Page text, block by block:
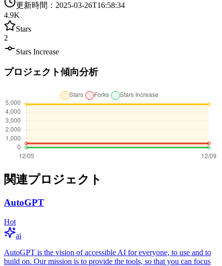
更新時間 ： 2025-03-26T16:58:34
4.9K
Stars
2
Stars Increase
プロジェクト傾向分析
関連プロジェクト
AutoGPT
Hot
ai
AutoGPT is the vision of accessible AI for everyone, to use and to
build on. Our mission is to provide the tools, so that you can focus